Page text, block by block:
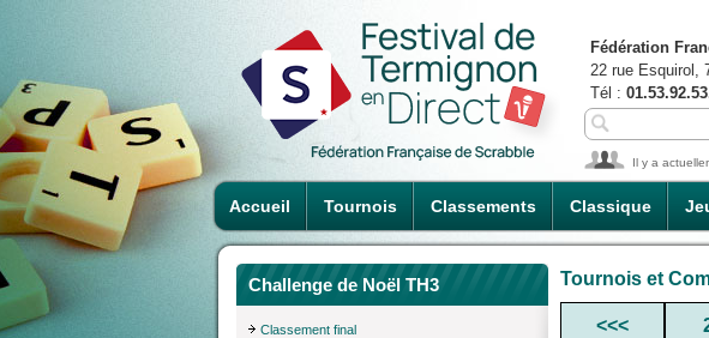
Accueil Tournois Classements Classique
Fédération
22 rue Esquirol,
Tél :
Il y a
Challenge de Noël TH3
Classement final
Tournois et
<<<